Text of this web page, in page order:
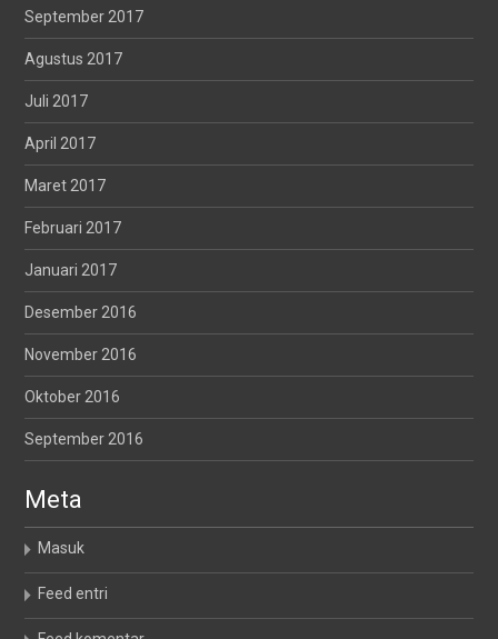
September 2017
Agustus 2017
Juli 2017
April 2017
Maret 2017
Februari 2017
Januari 2017
Desember 2016
November 2016
Oktober 2016
September 2016
Meta
Masuk
Feed entri